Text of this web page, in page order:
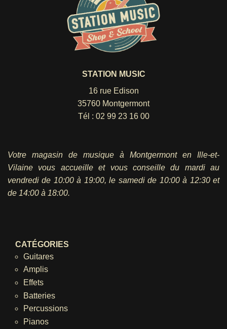
STATION MUSIC
16 rue Edison
35760 Montgermont
Tél : 02 99 23 16 00
Votre magasin de musique à Montgermont en Ille-et-
Vilaine vous accueille et vous conseille du mardi au
vendredi de 10:00 à 19:00, le samedi de 10:00 à 12:30 et
de 14:00 à 18:00.
CATÉGORIES
Guitares
Amplis
Effets
Batteries
Percussions
Pianos